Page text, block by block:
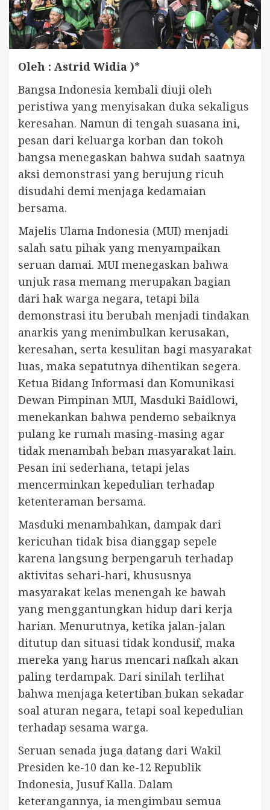
Oleh : Astrid Widia )*
Bangsa Indonesia kembali diuji oleh
peristiwa yang menyisakan duka sekaligus
keresahan. Namun di tengah suasana ini,
pesan dari keluarga korban dan tokoh
bangsa menegaskan bahwa sudah saatnya
aksi demonstrasi yang berujung ricuh
disudahi demi menjaga kedamaian
bersama.
Majelis Ulama Indonesia (MUI) menjadi
salah satu pihak yang menyampaikan
seruan damai. MUI menegaskan bahwa
unjuk rasa memang merupakan bagian
dari hak warga negara, tetapi bila
demonstrasi itu berubah menjadi tindakan
anarkis yang menimbulkan kerusakan,
keresahan, serta kesulitan bagi masyarakat
luas, maka sepatutnya dihentikan segera.
Ketua Bidang Informasi dan Komunikasi
Dewan Pimpinan MUI, Masduki Baidlowi,
menekankan bahwa pendemo sebaiknya
pulang ke rumah masing-masing agar
tidak menambah beban masyarakat lain.
Pesan ini sederhana, tetapi jelas
mencerminkan kepedulian terhadap
ketenteraman bersama.
Masduki menambahkan, dampak dari
kericuhan tidak bisa dianggap sepele
karena langsung berpengaruh terhadap
aktivitas sehari-hari, khususnya
masyarakat kelas menengah ke bawah
yang menggantungkan hidup dari kerja
harian. Menurutnya, ketika jalan-jalan
ditutup dan situasi tidak kondusif, maka
mereka yang harus mencari nafkah akan
paling terdampak. Dari sinilah terlihat
bahwa menjaga ketertiban bukan sekadar
soal aturan negara, tetapi soal kepedulian
terhadap sesama warga.
Seruan senada juga datang dari Wakil
Presiden ke-10 dan ke-12 Republik
Indonesia, Jusuf Kalla. Dalam
keterangannya, ia mengimbau semua